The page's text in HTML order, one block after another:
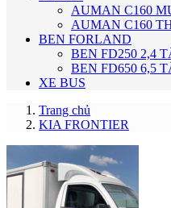
AUMAN C160
AUMAN C160
BEN FORLAND
BEN FD250 2,4
BEN FD650 6,5
XE BUS
Trang chủ
KIA FRONTIER